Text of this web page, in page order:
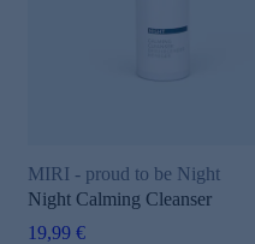
MIRI - proud to be Night
Night Calming Cleanser
19,99 €